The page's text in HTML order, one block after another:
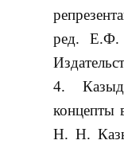
ред. Е.Ф.
концепты
Н. Н.